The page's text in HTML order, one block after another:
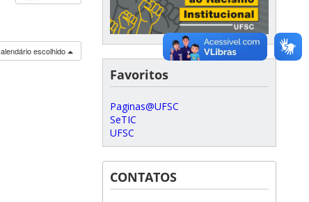
escolhido
Favoritos
Paginas@UFSC
SeTIC
UFSC
CONTATOS